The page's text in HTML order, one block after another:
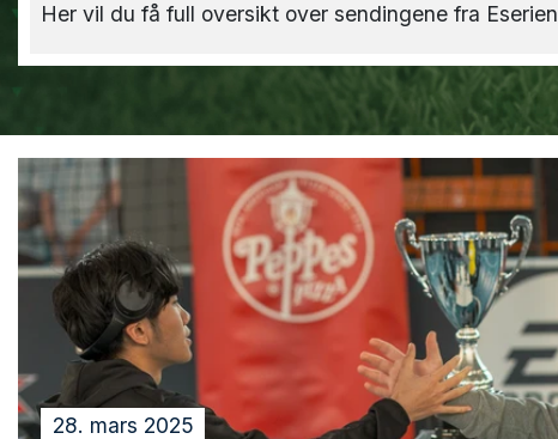
Her vil du få full oversikt over sendingene fra
28. mars 2025